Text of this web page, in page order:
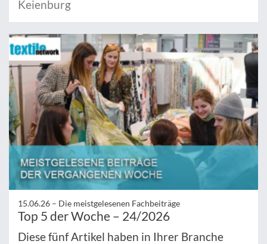
Keienburg
15.06.26 – Die meistgelesenen Fachbeiträge
Top 5 der Woche – 24/2026
Diese fünf Artikel haben in Ihrer Branche